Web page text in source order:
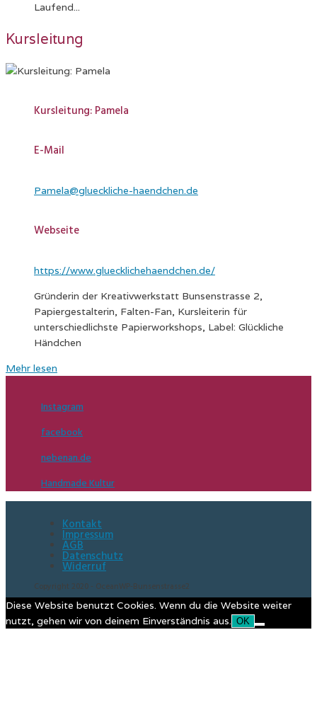
Laufend...
Kursleitung
Kursleitung: Pamela
E-Mail
Pamela@glueckliche-haendchen.de
Webseite
https://www.gluecklichehaendchen.de/
Gründerin der Kreativwerkstatt Bunsenstrasse 2,
Papiergestalterin, Falten-Fan, Kursleiterin für
unterschiedlichste Papierworkshops, Label: Glückliche
Händchen
Mehr lesen
Instagram
facebook
nebenan.de
Handmade Kultur
Kontakt
Impressum
AGB
Datenschutz
Widerruf
Copyright 2020 - OceanWP-Bunsenstrasse2
Diese Website benutzt Cookies. Wenn du die Website weiter
nutzt, gehen wir von deinem Einverständnis aus. OK